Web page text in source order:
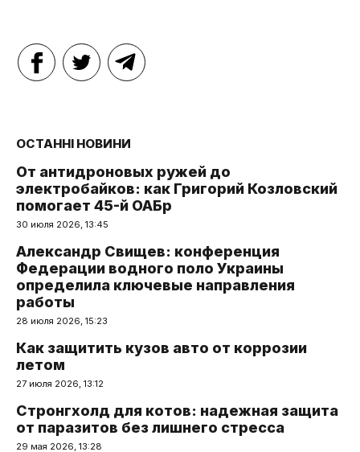
ОСТАННІ НОВИНИ
От антидроновых ружей до
электробайков: как Григорий Козловский
помогает 45-й ОАБр
30 июля 2026, 13:45
Александр Свищев: конференция
Федерации водного поло Украины
определила ключевые направления
работы
28 июля 2026, 15:23
Как защитить кузов авто от коррозии
летом
27 июля 2026, 13:12
Стронгхолд для котов: надежная защита
от паразитов без лишнего стресса
29 мая 2026, 13:28